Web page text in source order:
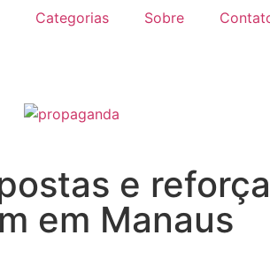
Categorias Sobre
e
em Manaus